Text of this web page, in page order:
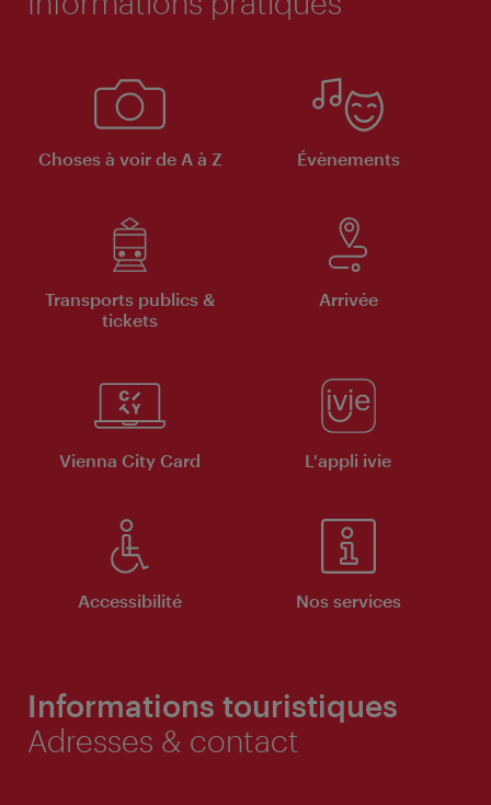
Choses à voir de A à Z Évènements
Transports publics &
tickets
Arrivée
Vienna City Card L'appli ivie
Accessibilité Nos services
Informations touristiques
Adresses & contact